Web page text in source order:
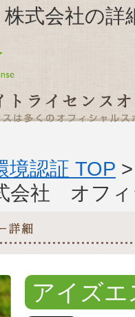
式会社の詳
境認証 TOP
会社 オフ
アイズ